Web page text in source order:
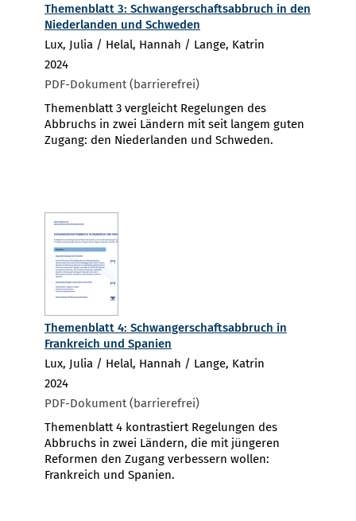
Themenblatt 3: Schwangerschaftsabbruch in den
Niederlanden und Schweden
Lux, Julia / Helal, Hannah / Lange, Katrin
2024
PDF-Dokument (barrierefrei)
Themenblatt 3 vergleicht Regelungen des
Abbruchs in zwei Ländern mit seit langem guten
Zugang: den Niederlanden und Schweden.
Themenblatt 4: Schwangerschaftsabbruch in
Frankreich und Spanien
Lux, Julia / Helal, Hannah / Lange, Katrin
2024
PDF-Dokument (barrierefrei)
Themenblatt 4 kontrastiert Regelungen des
Abbruchs in zwei Ländern, die mit jüngeren
Reformen den Zugang verbessern wollen:
Frankreich und Spanien.